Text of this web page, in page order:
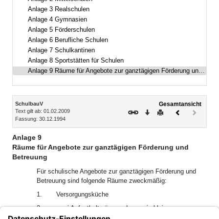
Anlage 3 Realschulen
Anlage 4 Gymnasien
Anlage 5 Förderschulen
Anlage 6 Berufliche Schulen
Anlage 7 Schulkantinen
Anlage 8 Sportstätten für Schulen
Anlage 9 Räume für Angebote zur ganztägigen Förderung und Betreuung
Inhalt
SchulbauV
Text gilt ab: 01.02.2009
Fassung: 30.12.1994
Gesamtansicht
Download
DruckenVorheriges
(inaktiv)
Anlage 9
Räume für Angebote zur ganztägigen Förderung und
Betreuung
Für schulische Angebote zur ganztägigen Förderung und
Betreuung sind folgende Räume zweckmäßig:
1.
Versorgungsküche
2.
zwei Aufenthaltsräume, davon ein kleinerer
Aufenthaltsraum für Differenzierungs- und